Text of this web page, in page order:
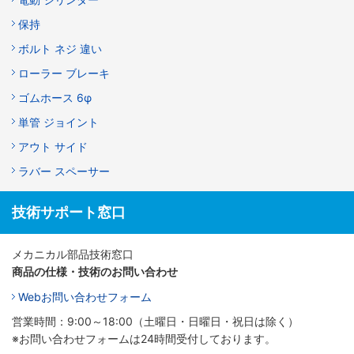
保持
ボルト ネジ 違い
ローラー ブレーキ
ゴムホース 6φ
単管 ジョイント
アウト サイド
ラバー スペーサー
技術サポート窓口
メカニカル部品技術窓口
商品の仕様・技術のお問い合わせ
Webお問い合わせフォーム
営業時間：9:00～18:00（土曜日・日曜日・祝日は除く）
※お問い合わせフォームは24時間受付しております。